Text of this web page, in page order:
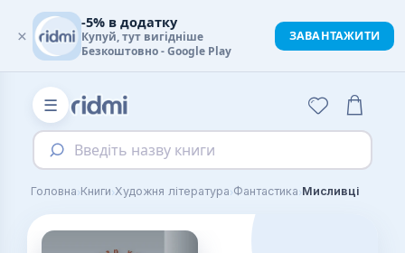
☰
Введіть назву книги
Головна›Книги›Художня література›Фантастика›Мисливці
×
-5% в додатку
Купуй, тут вигідніше
Безкоштовно - Google Play
ЗАВАНТАЖИТИ